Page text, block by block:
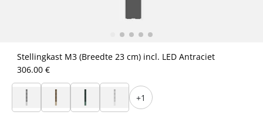
Stellingkast M3 (Breedte 23 cm) incl. LED Antraciet
306.00 €
+1